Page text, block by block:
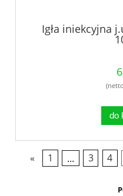
Igła iniekcyjna
do
« 1 ... 3 4